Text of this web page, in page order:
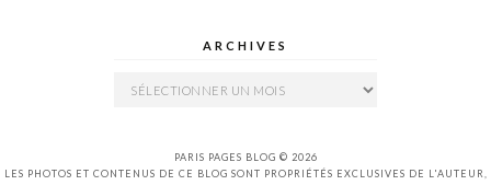
ARCHIVES
Archives
PARIS PAGES BLOG © 2026
LES PHOTOS ET CONTENUS DE CE BLOG SONT PROPRIÉTÉS EXCLUSIVES DE L'AUTEUR,